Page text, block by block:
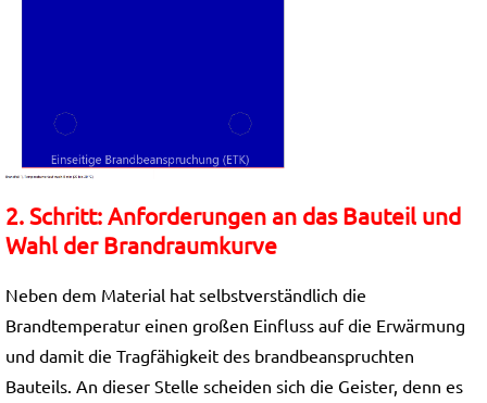
2. Schritt: Anforderungen an das Bauteil und
Wahl der Brandraumkurve
Neben dem Material hat selbstverständlich die
Brandtemperatur einen großen Einfluss auf die Erwärmung
und damit die Tragfähigkeit des brandbeanspruchten
Bauteils. An dieser Stelle scheiden sich die Geister, denn es